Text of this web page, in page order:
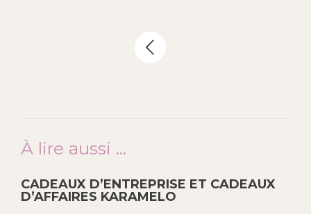
À lire aussi ...
CADEAUX D’ENTREPRISE ET CADEAUX
D’AFFAIRES KARAMELO